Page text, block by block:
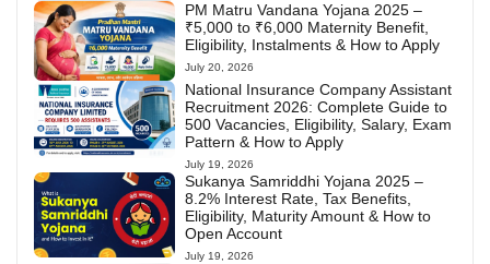
PM Matru Vandana Yojana 2025 –
₹5,000 to ₹6,000 Maternity Benefit,
Eligibility, Instalments & How to Apply
July 20, 2026
National Insurance Company Assistant
Recruitment 2026: Complete Guide to
500 Vacancies, Eligibility, Salary, Exam
Pattern & How to Apply
July 19, 2026
Sukanya Samriddhi Yojana 2025 –
8.2% Interest Rate, Tax Benefits,
Eligibility, Maturity Amount & How to
Open Account
July 19, 2026